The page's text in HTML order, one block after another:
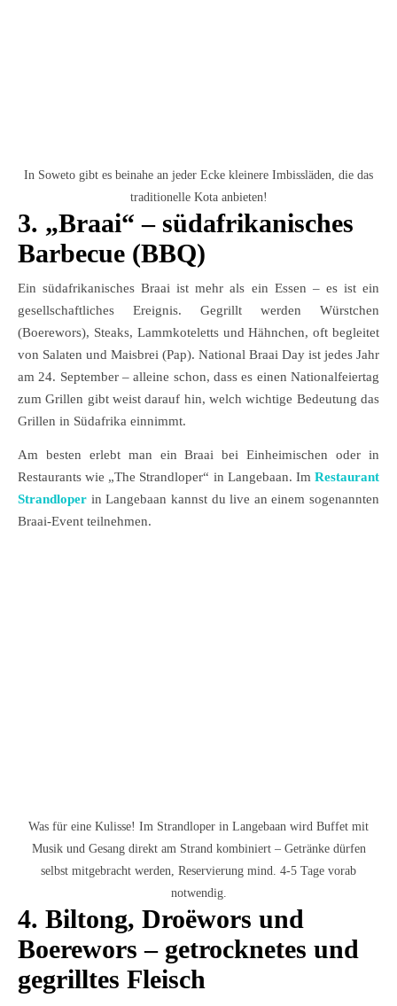
In Soweto gibt es beinahe an jeder Ecke kleinere Imbissläden, die das
traditionelle Kota anbieten!
3. „Braai“ – südafrikanisches
Barbecue (BBQ)
Ein südafrikanisches Braai ist mehr als ein Essen – es ist ein
gesellschaftliches Ereignis. Gegrillt werden Würstchen
(Boerewors), Steaks, Lammkoteletts und Hähnchen, oft begleitet
von Salaten und Maisbrei (Pap). National Braai Day ist jedes Jahr
am 24. September – alleine schon, dass es einen Nationalfeiertag
zum Grillen gibt weist darauf hin, welch wichtige Bedeutung das
Grillen in Südafrika einnimmt.
Am besten erlebt man ein Braai bei Einheimischen oder in
Restaurants wie „The Strandloper“ in Langebaan. Im Restaurant
Strandloper in Langebaan kannst du live an einem sogenannten
Braai-Event teilnehmen.
Was für eine Kulisse! Im Strandloper in Langebaan wird Buffet mit
Musik und Gesang direkt am Strand kombiniert – Getränke dürfen
selbst mitgebracht werden, Reservierung mind. 4-5 Tage vorab
notwendig.
4. Biltong, Droëwors und
Boerewors – getrocknetes und
gegrilltes Fleisch